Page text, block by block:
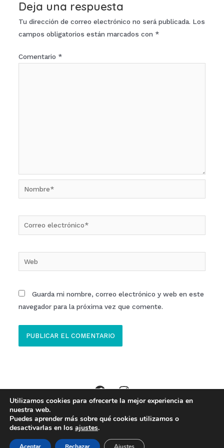
Deja una respuesta
Tu dirección de correo electrónico no será publicada. Los
campos obligatorios están marcados con *
Comentario *
Nombre*
electrónico*
Guarda mi nombre, correo electrónico y web en este
navegador para la próxima vez que comente.
Copyright © 2026 Clinica ECOM Ibi //
Política de Cookies
Made with Baobab Marketing
Utilizamos cookies para ofrecerte la mejor experiencia en
nuestra web.
Puedes aprender más sobre qué cookies utilizamos o
desactivarlas en los ajustes.